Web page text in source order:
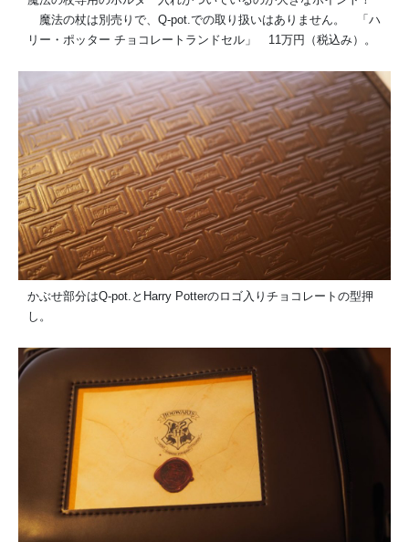
魔法の杖は別売りで、Q-pot.での取り扱いはありません。 「ハ
リー・ポッター チョコレートランドセル」 11万円（税込み）。
かぶせ部分はQ-pot.とHarry Potterのロゴ入りチョコレートの型押
し。